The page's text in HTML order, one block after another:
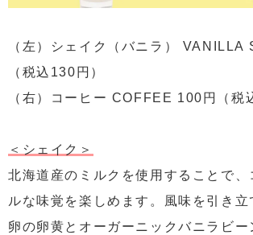
（左）シェイク（バニラ） VANILLA
（税込130円）
（右）コーヒー COFFEE 100円（税
＜シェイク＞
北海道産のミルクを使用することで、
ルな味覚を楽しめます。風味を引き立
卵の卵黄とオーガーニックバニラビー